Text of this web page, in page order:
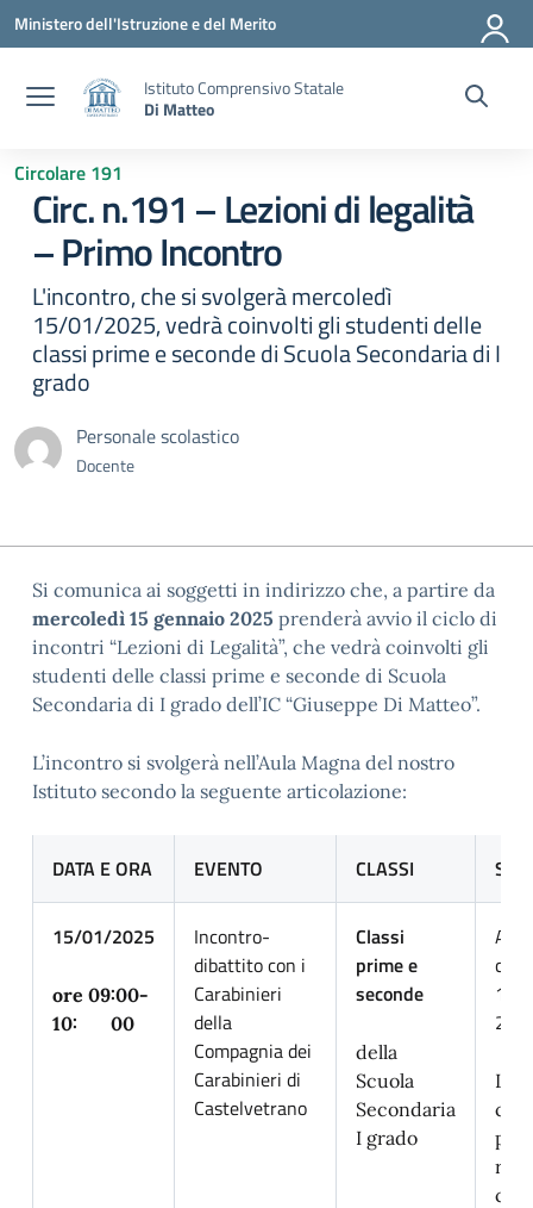
Vai ai contenuti
Vai al menu di navigazione
Vai al footer
Ministero dell'Istruzione e del Merito
Istituto Comprensivo Statale
Di Matteo
Circolare 191
Circ. n.191 – Lezioni di legalità
– Primo Incontro
L'incontro, che si svolgerà mercoledì
15/01/2025, vedrà coinvolti gli studenti delle
classi prime e seconde di Scuola Secondaria di I
grado
Personale scolastico
Docente
Si comunica ai soggetti in indirizzo che, a partire da
mercoledì 15 gennaio 2025 prenderà avvio il ciclo di
incontri “Lezioni di Legalità”, che vedrà coinvolti gli
studenti delle classi prime e seconde di Scuola
Secondaria di I grado dell’IC “Giuseppe Di Matteo”.
L’incontro si svolgerà nell’Aula Magna del nostro
Istituto secondo la seguente articolazione:
DATA E ORA EVENTO CLASSI
15/01/2025
ore 09:00-
10: 00
Incontro-
dibattito con i
Carabinieri
della
Compagnia dei
Carabinieri di
Castelvetrano
Classi
prime e
seconde
della
Scuola
Secondaria
I grado
Le